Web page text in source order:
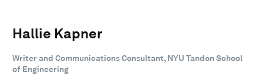
Hallie Kapner
Writer and Communications Consultant, NYU Tandon School
of Engineering